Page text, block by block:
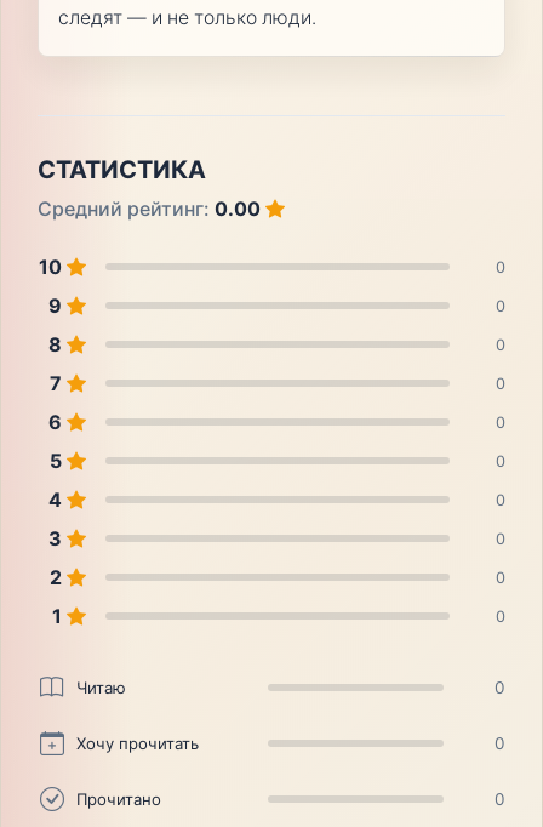
следят — и не только люди.
СТАТИСТИКА
Средний рейтинг: 0.00
10 0
9 0
8 0
7 0
6 0
5 0
4 0
3 0
2 0
1 0
Читаю 0
Хочу прочитать 0
Прочитано 0